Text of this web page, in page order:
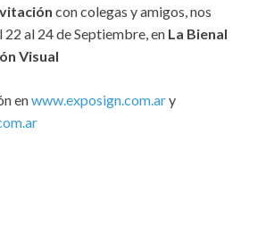
con colegas y amigos, nos
al 24 de Septiembre, en La Bienal
Visual
enwww.exposign.com.ary